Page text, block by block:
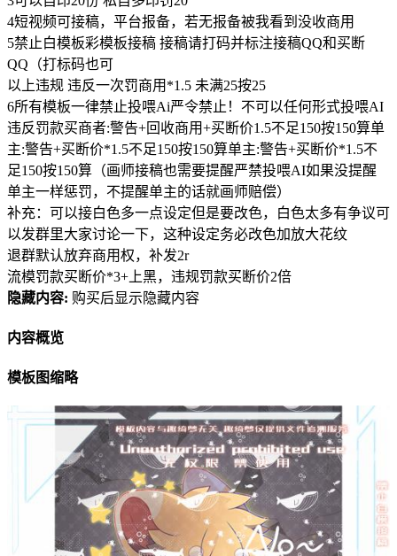
4短视频可接稿，平台报备，若无报备被我看到没收商用
5禁止白模板彩模板接稿 接稿请打码并标注接稿QQ和买断
QQ（打标码也可
以上违规 违反一次罚商用*1.5 未满25按25
6所有模板一律禁止投喂Ai严令禁止！不可以任何形式投喂AI
违反罚款买商者:警告+回收商用+买断价1.5不足150按150算单
主:警告+买断价*1.5不足150按150算单主:警告+买断价*1.5不
足150按150算（画师接稿也需要提醒严禁投喂AI如果没提醒
单主一样惩罚，不提醒单主的话就画师赔偿）
补充：可以接白色多一点设定但是要改色，白色太多有争议可
以发群里大家讨论一下，这种设定务必改色加放大花纹
退群默认放弃商用权，补发2r
流模罚款买断价*3+上黑，违规罚款买断价2倍
隐藏内容: 购买后显示隐藏内容
内容概览
模板图缩略